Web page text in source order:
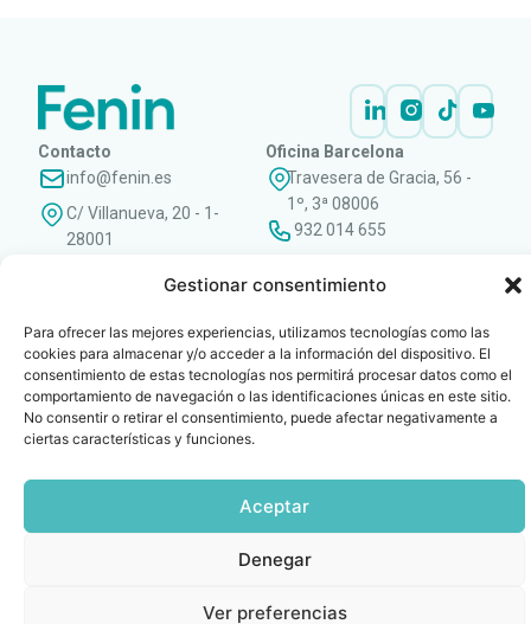
Gestionar consentimiento
Para ofrecer las mejores experiencias, utilizamos tecnologías como las
cookies para almacenar y/o acceder a la información del dispositivo. El
consentimiento de estas tecnologías nos permitirá procesar datos como el
comportamiento de navegación o las identificaciones únicas en este sitio.
No consentir o retirar el consentimiento, puede afectar negativamente a
ciertas características y funciones.
Aceptar
Denegar
Ver preferencias
Contacto
info@fenin.es
C/ Villanueva, 20 - 1-
28001
Oficina Barcelona
Travesera de Gracia, 56 -
1º, 3ª 08006
932 014 655
Todos los derechos
reservados
Política
privacidad
Cookies
AvisoSIIF(Canal
denuncias)